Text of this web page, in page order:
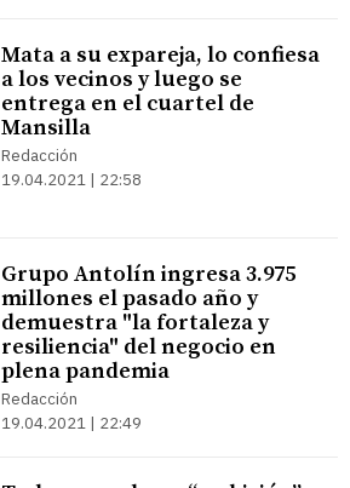
Mata a su expareja, lo confiesa
a los vecinos y luego se
entrega en el cuartel de
Mansilla
Redacción
19.04.2021 | 22:58
Grupo Antolín ingresa 3.975
millones el pasado año y
demuestra "la fortaleza y
resiliencia" del negocio en
plena pandemia
Redacción
19.04.2021 | 22:49